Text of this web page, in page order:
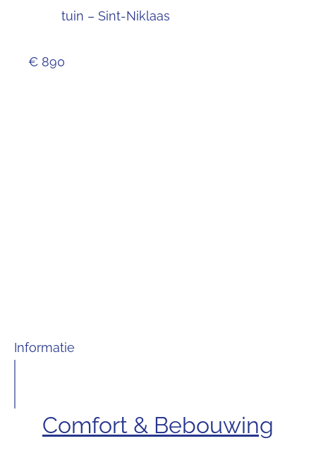
tuin – Sint-Niklaas
€ 890
Informatie
Comfort & Bebouwing